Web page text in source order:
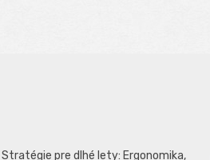
Stratégie pre dlhé lety: Ergonomika,